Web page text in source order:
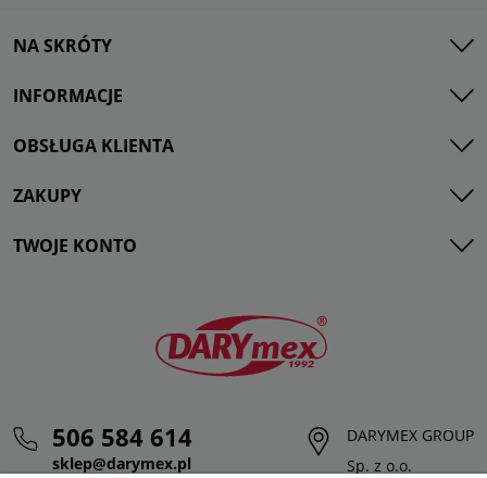
NA SKRÓTY
INFORMACJE
OBSŁUGA KLIENTA
ZAKUPY
TWOJE KONTO
506 584 614
sklep@darymex.pl
DARYMEX GROUP
Sp. z o.o.